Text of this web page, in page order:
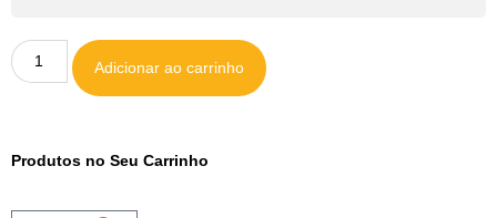
Adicionar ao carrinho
Produtos no Seu Carrinho